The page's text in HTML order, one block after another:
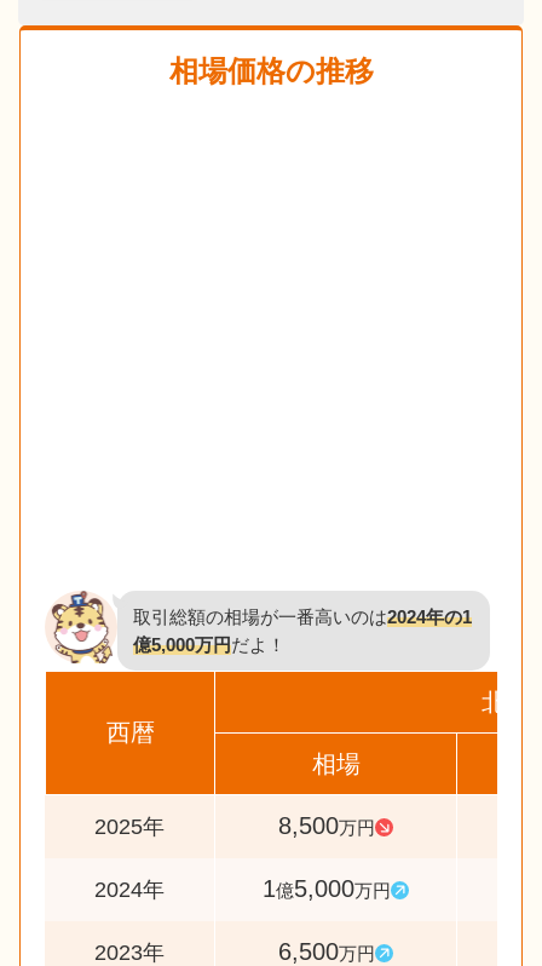
相場価格の推移
取引総額の相場が一番高いのは2024年の1
億5,000万円だよ！
西暦
北区
相場
2025年 8,500万円
2024年 1億5,000万円
2023年 6,500万円